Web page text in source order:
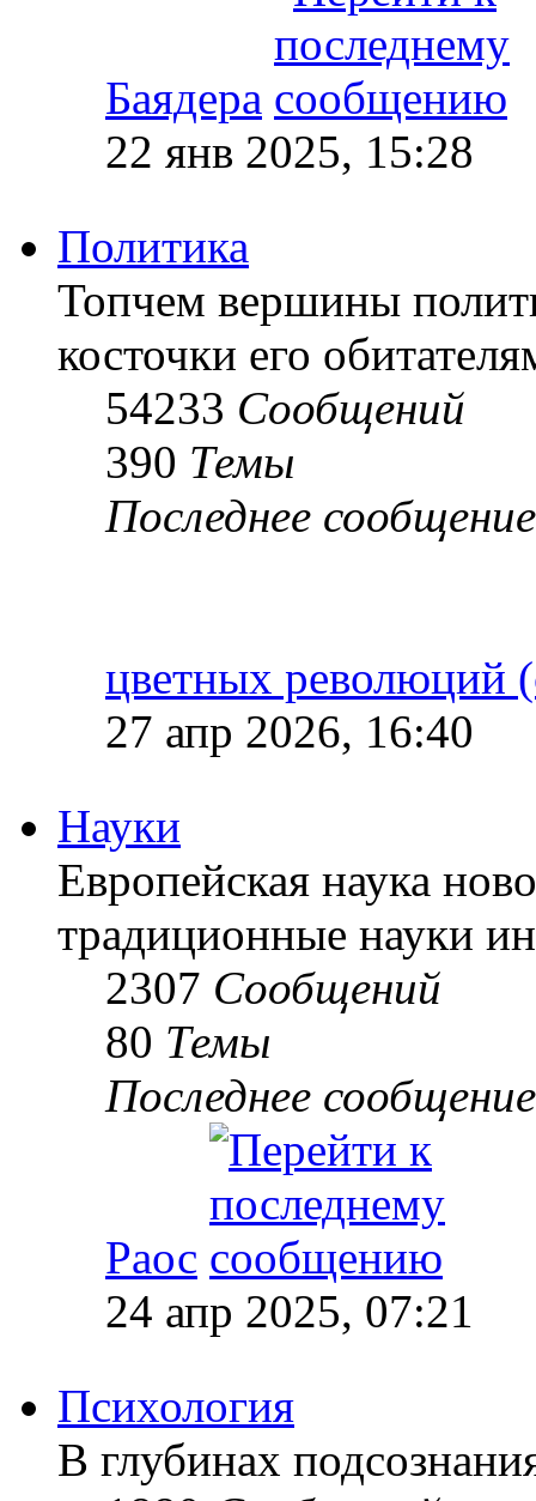
Баядера
22 янв 2025, 15:28
Политика
Топчем вершины
косточки его
54233 Сообщений
390 Темы
Последнее сообщение
цветных революций
27 апр 2026, 16:40
Науки
Европейская наука
традиционные науки
2307 Сообщений
80 Темы
Последнее сообщение
Раос
24 апр 2025, 07:21
Психология
В глубинах